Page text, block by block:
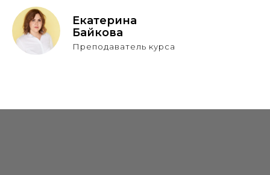
Екатерина
Байкова
Преподаватель курса